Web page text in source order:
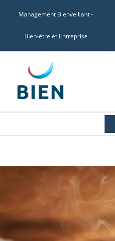
Management Bienveillant -
Bien-être et Entreprise